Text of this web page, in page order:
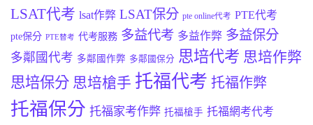
LSAT代考 lsat作弊 LSAT保分 pte online代考 PTE代考
pte保分 PTE替考 代考服務 多益代考 多益作弊 多益保分
多鄰國代考 多鄰國作弊 多鄰國保分 思培代考 思培作弊
思培保分 思培槍手 托福代考 托福作弊
托福保分 托福家考作弊 托福槍手 托福網考代考